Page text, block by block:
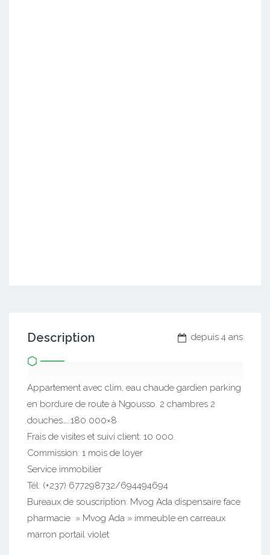
depuis 4 ans
Description
Appartement avec clim, eau chaude gardien parking
en bordure de route à Ngousso. 2 chambres 2
douches…..180 000×8
Frais de visites et suivi client: 10 000.
Commission: 1 mois de loyer
Service immobilier
Tél: (+237) 677298732/694494694
Bureaux de souscription: Mvog Ada dispensaire face
pharmacie » Mvog Ada » immeuble en carreaux
marron portail violet